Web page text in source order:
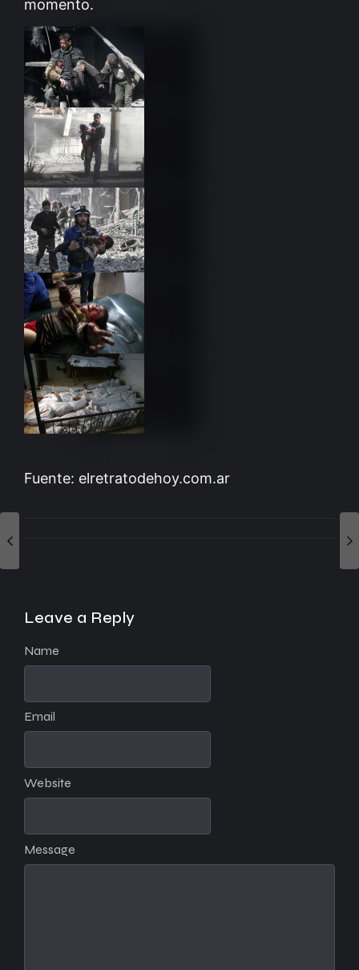
momento.
Fuente: elretratodehoy.com.ar
Leave a Reply
Message
Name
Email
Website